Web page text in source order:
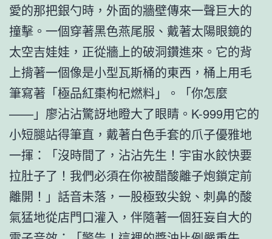
愛的那把銀勺時，外面的牆壁傳來一聲巨大的
撞擊。一個穿著黑色燕尾服、戴著太陽眼鏡的
太空吉娃娃，正從牆上的破洞鑽進來。它的背
上揹著一個像是小型瓦斯桶的東西，桶上用毛
筆寫著「極品紅棗枸杞燃料」。「你怎麼
——」廖沾沾驚訝地瞪大了眼睛。K-999用它的
小短腿站得筆直，戴著白色手套的爪子優雅地
一揮：「沒時間了，沾沾先生！宇宙水餃快要
拉肚子了！我們必須在你被醋酸離子炮鎖定前
離開！」話音未落，一股極致尖銳、刺鼻的酸
氣猛地從店門口灌入，伴隨著一個狂妄自大的